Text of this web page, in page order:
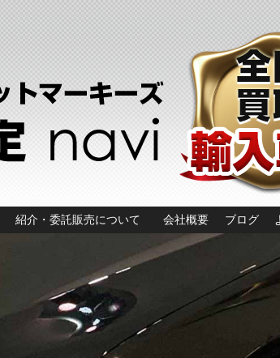
紹介・委託販売について 会社概要 ブログ